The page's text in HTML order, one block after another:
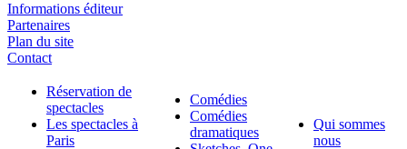
Informations éditeur
Partenaires
Plan du site
Contact
Réservation de
spectacles
Les spectacles à
Paris
Comédies
Comédies
dramatiques
Qui sommes
nous